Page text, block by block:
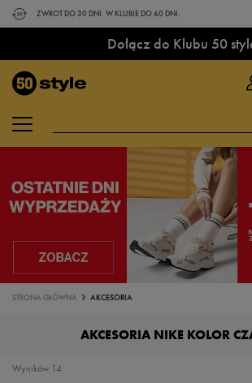
ZWROT DO 30 DNI. W KLUBIE DO 60 DNI.
Dołącz do Klubu 50
STRONA GŁÓWNA AKCESORIA
AKCESORIA NIKE KOLOR
14
Wyników